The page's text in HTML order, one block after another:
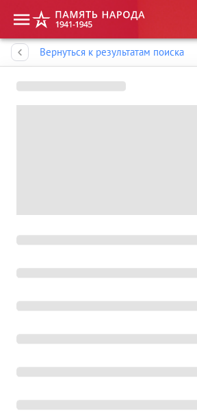
Вернуться к результатам поиска
Память народа